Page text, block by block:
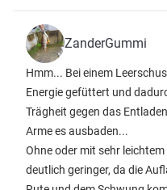
ZanderGummi
Hmm... Bei einem
Energie gefüttert und
Trägheit gegen das
Arme es ausbaden...
Ohne oder mit sehr
deutlich geringer, da die